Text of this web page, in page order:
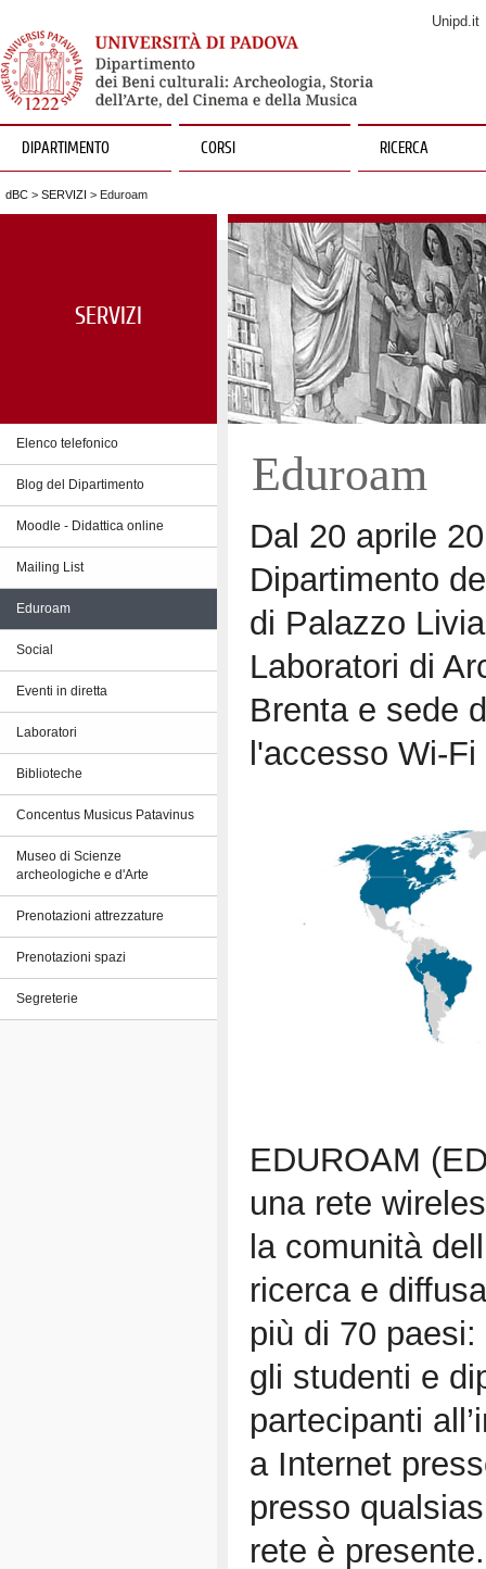
Unipd.it
DIPARTIMENTO CORSI RICERCA
dBC > SERVIZI > Eduroam
SERVIZI
Elenco telefonico
Blog del Dipartimento
Moodle - Didattica online
Mailing List
Eduroam
Social
Eventi in diretta
Laboratori
Biblioteche
Concentus Musicus Patavinus
Museo di Scienze
archeologiche e d'Arte
Prenotazioni attrezzature
Prenotazioni spazi
Segreterie
Eduroam
Dal 20 aprile
Dipartimento
di Palazzo
Laboratori di
Brenta e sede
l'accesso Wi-
EDUROAM
una rete
la comunità
ricerca e
più di 70
gli studenti e
partecipanti
a Internet
presso
rete è presente.